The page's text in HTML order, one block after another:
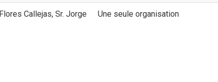
Flores Callejas, Sr. Jorge Une seule organisation